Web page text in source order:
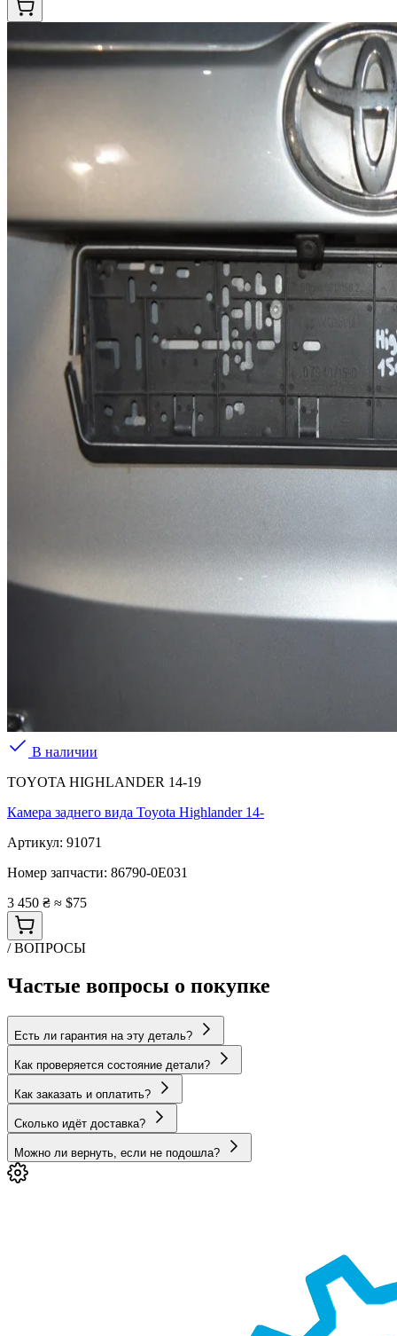
В наличии
TOYOTA HIGHLANDER 14-19
Камера заднего вида Toyota Highlander 14-
Артикул: 91071
Номер запчасти: 86790-0E031
3 450 ₴ ≈ $75
/ ВОПРОСЫ
Частые вопросы о покупке
Есть ли гарантия на эту деталь?
Как проверяется состояние детали?
Как заказать и оплатить?
Сколько идёт доставка?
Можно ли вернуть, если не подошла?